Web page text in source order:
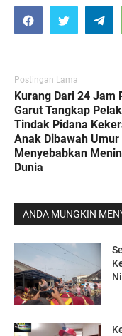
Postingan Lama
Kurang Dari 24 Jam
Garut Tangkap
Tindak Pidana
Anak Dibawah Umur
Menyebabkan
Dunia
ANDA MUNGKIN